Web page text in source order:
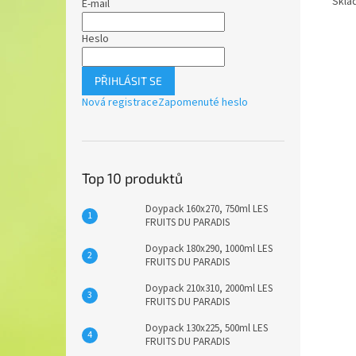
E-mail
Heslo
PŘIHLÁSIT SE
Nová registraceZapomenuté heslo
Top 10 produktů
Doypack 160x270, 750ml LES
FRUITS DU PARADIS
Doypack 180x290, 1000ml LES
FRUITS DU PARADIS
Doypack 210x310, 2000ml LES
FRUITS DU PARADIS
Doypack 130x225, 500ml LES
FRUITS DU PARADIS